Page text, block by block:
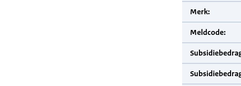
Merk:
Meldcode: